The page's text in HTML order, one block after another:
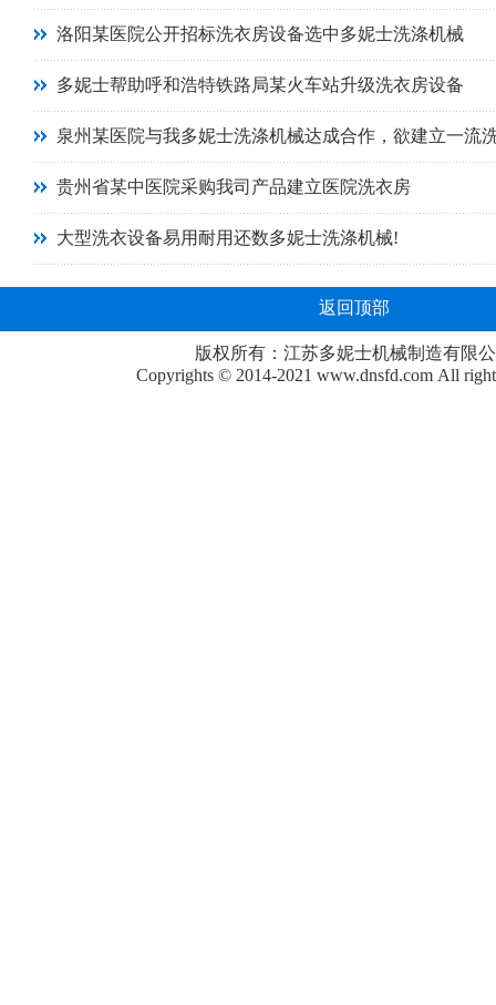
洛阳某医院公开招标洗衣房设备选中多妮士洗涤机械
多妮士帮助呼和浩特铁路局某火车站升级洗衣房设备
泉州某医院与我多妮士洗涤机械达成合作，欲建立一流
贵州省某中医院采购我司产品建立医院洗衣房
大型洗衣设备易用耐用还数多妮士洗涤机械!
返回顶部
版权所有：江苏多妮士机械制造有限
Copyrights © 2014-2021 www.dnsfd.com All